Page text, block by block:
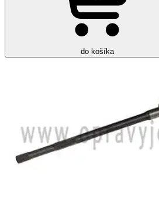
do košíka